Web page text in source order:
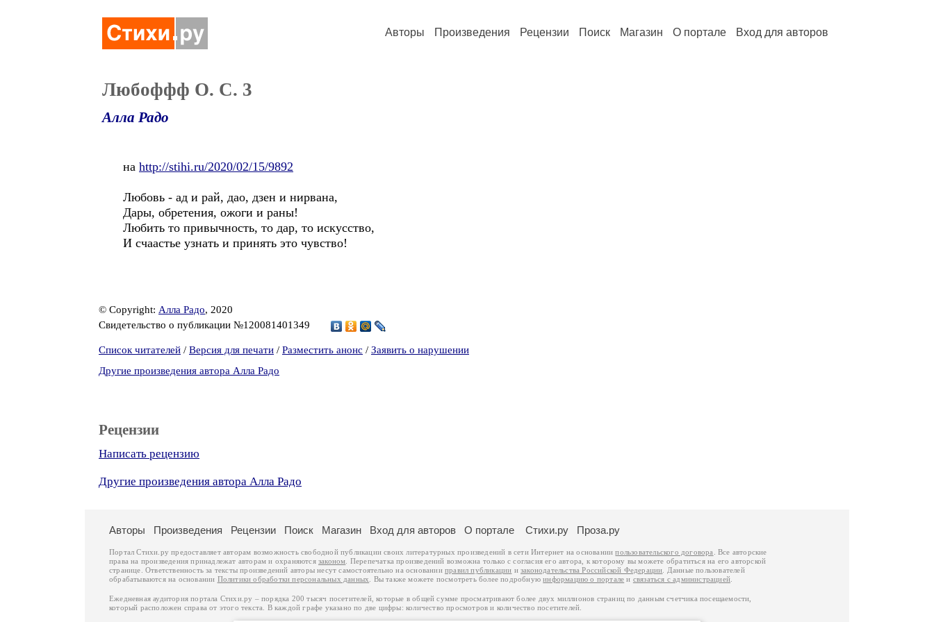
Авторы Произведения Рецензии Поиск Магазин О портале Вход для авторов
Любоффф О. С. 3
Алла Радо
на http://stihi.ru/2020/02/15/9892
Любовь - ад и рай, дао, дзен и нирвана,
Дары, обретения, ожоги и раны!
Любить то привычность, то дар, то искусство,
И счаастье узнать и принять это чувство!
© Copyright: Алла Радо, 2020
Свидетельство о публикации №120081401349
Список читателей / Версия для печати / Разместить анонс / Заявить о нарушении
Другие произведения автора Алла Радо
Рецензии
Написать рецензию
Другие произведения автора Алла Радо
Авторы Произведения Рецензии Поиск Магазин Вход для авторов О портале Стихи.ру Проза.ру
Портал Стихи.ру предоставляет авторам возможность свободной публикации своих литературных произведений в сети Интернет на основаниипользовательского договора
. Все авторские
права на произведения принадлежат авторам и охраняются законом . Перепечатка произведений возможна только с согласия его автора, к которому вы можете обратиться на его авторской
странице. Ответственность за тексты произведений авторы несут самостоятельно на основанииправил публикации изаконодательства Российской Федерации . Данные пользователей
обрабатываются на основании Политики обработки персональных данных . Вы также можете посмотреть более подробнуюинформацию о портале и связаться с администрацией
Ежедневная аудитория портала Стихи.ру – порядка 200 тысяч посетителей, которые в общей сумме просматривают более двух миллионов страниц по данным счетчика посещаемости,
который расположен справа от этого текста. В каждой графе указано по две цифры: количество просмотров и количество посетителей.